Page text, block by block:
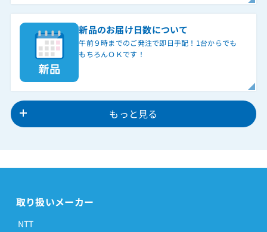
新品のお届け日数について
午前９時までのご発注で即日手配！1台からでも
もちろんＯＫです！
もっと見る
取り扱いメーカー
NTT